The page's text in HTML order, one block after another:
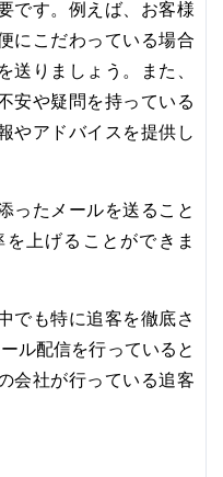
です。例えば、お客様
にこだわっている場合
送りましょう。また、
安や疑問を持っている
やアドバイスを提供し
ったメールを送ること
上げることができま
でも特に追客を徹底さ
ル配信を行っていると
会社が行っている追客